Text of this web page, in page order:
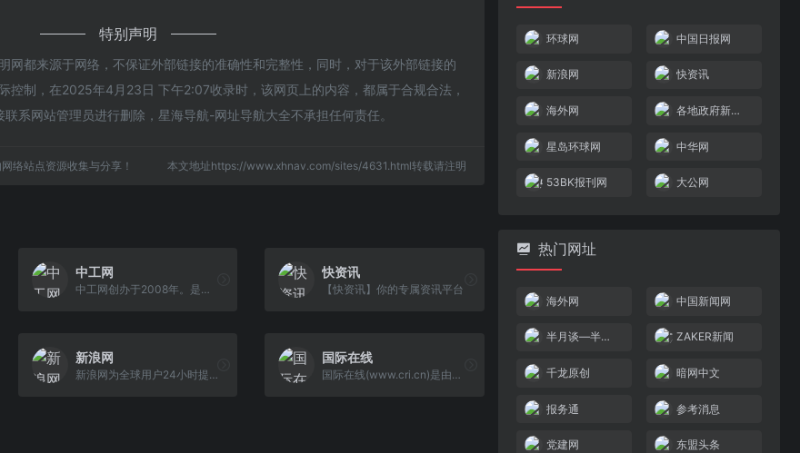
特别声明
网都来源于网络，不保证外部链接的准确性和完整性，同时，对于该外部链接的
控制，在2025年4月23日 下午2:07收录时，该网页上的内容，都属于合规合法，
系网站管理员进行删除，星海导航-网址导航大全不承担任何责任。
络站点资源收集与分享！ 本文地址https://www.xhnav.com/sites/4631.html转载请注明
中工网
中工网创办于2008年。是由中华全国总工会主管主办、工人日报社领导和管理的大型综合性中央新闻网站。
快资讯
【快资讯】你的专属资讯平台
新浪网
新浪网为全球用户24小时提供全面及时的中文资讯，内容覆盖国内外突发新闻事件、体坛赛事、娱乐时尚、产业资讯、实用信息等，设有新闻、体育、娱乐、财经、科技、房产、汽车等30多个内容频道，同时开设博客、视频、论坛等自由互动交流空间。
国际在线
国际在线(www.cri.cn)是由中央广播电视总台主办的中央重点新闻网站,通过44种语言(不含广客闽潮4种方言)对全球进行传播,是中国使用语种最多、传播地域 最广、影响人群最大的多应用、多终端网站集群。国际在线依托中央广播电视总台广泛的资讯渠道和媒体资源,在全球拥有40多个驻外记者站,与许多国家的驻华机构建立了良好的合作关系,已发展成为拥有强大的信息采集网络、多形态传播渠道的国际化新媒体平台。国际在线依托独有的全球资源,重点打造新闻、城市、企业、旅游等业务线,面向具有跨地域、跨语言、跨文化需求的海内外用户,提供国际化资讯和营销服务。
环球网 中国日报网
新浪网 快资讯
海外网 各地政府新闻导航
星岛环球网 中华网
53BK报刊网 大公网
热门网址
海外网 中国新闻网
半月谈—半月谈网 ZAKER新闻
千龙原创 暗网中文
报务通 参考消息
党建网 东盟头条